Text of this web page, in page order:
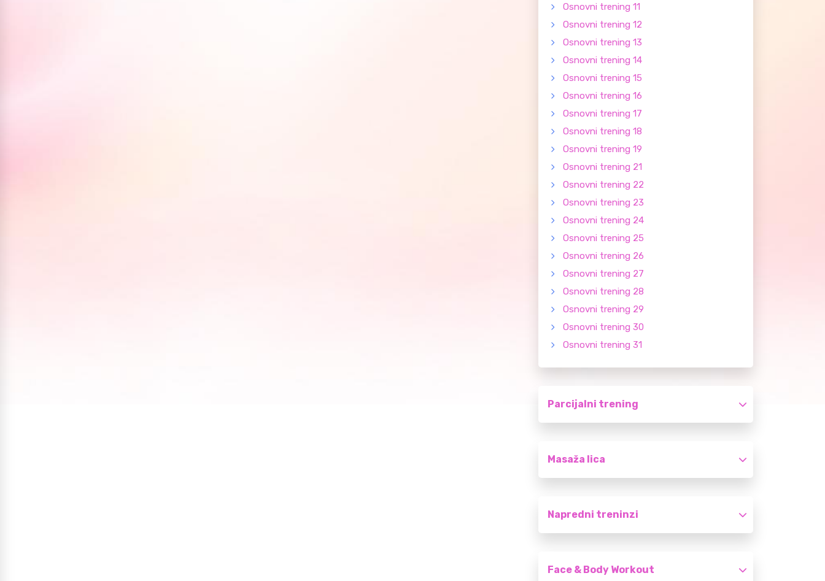
Osnovni trening 11
Osnovni trening 12
Osnovni trening 13
Osnovni trening 14
Osnovni trening 15
Osnovni trening 16
Osnovni trening 17
Osnovni trening 18
Osnovni trening 19
Osnovni trening 21
Osnovni trening 22
Osnovni trening 23
Osnovni trening 24
Osnovni trening 25
Osnovni trening 26
Osnovni trening 27
Osnovni trening 28
Osnovni trening 29
Osnovni trening 30
Osnovni trening 31
Parcijalni trening
Masaža lica
Napredni treninzi
Face & Body Workout